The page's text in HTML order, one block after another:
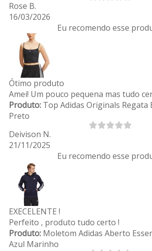
Rose B.
16/03/2026
Eu recomendo esse
Ótimo produto
Amei! Um pouco pequena mas tudo
Produto:Top Adidas Originals Regata
Preto
Deivison N.
21/11/2025
Eu recomendo esse
EXECELENTE !
Perfeito , produto tudo certo !
Produto:Moletom Adidas Aberto
Azul Marinho